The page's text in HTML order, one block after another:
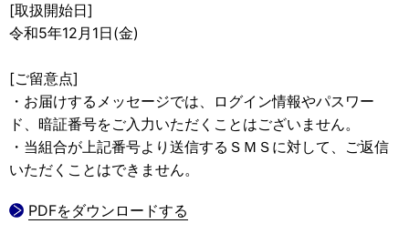
[取扱開始日]
令和5年12月1日(金)
[ご留意点]
・お届けするメッセージでは、ログイン情報やパスワー
ド、暗証番号をご入力いただくことはございません。
・当組合が上記番号より送信するＳＭＳに対して、ご返信
いただくことはできません。
PDFをダウンロードする